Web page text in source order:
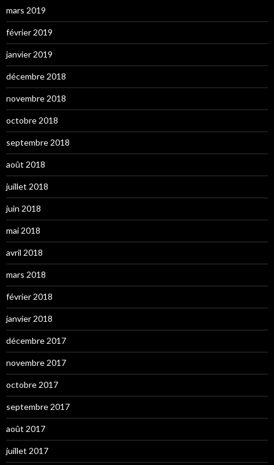
mars 2019
février 2019
janvier 2019
décembre 2018
novembre 2018
octobre 2018
septembre 2018
août 2018
juillet 2018
juin 2018
mai 2018
avril 2018
mars 2018
février 2018
janvier 2018
décembre 2017
novembre 2017
octobre 2017
septembre 2017
août 2017
juillet 2017